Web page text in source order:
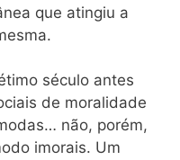
que atingiu a
século antes
de moralidade
não, porém,
imorais. Um